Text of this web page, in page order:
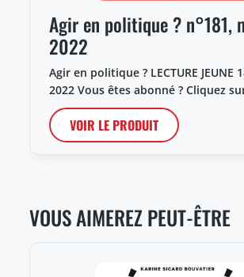
Agir en politique ? n°181,
2022
Agir en politique ? LECTURE JEUNE
2022 Vous êtes abonné ? Cliquez
VOIR LE PRODUIT
VOUS AIMEREZ PEUT-ÊTRE